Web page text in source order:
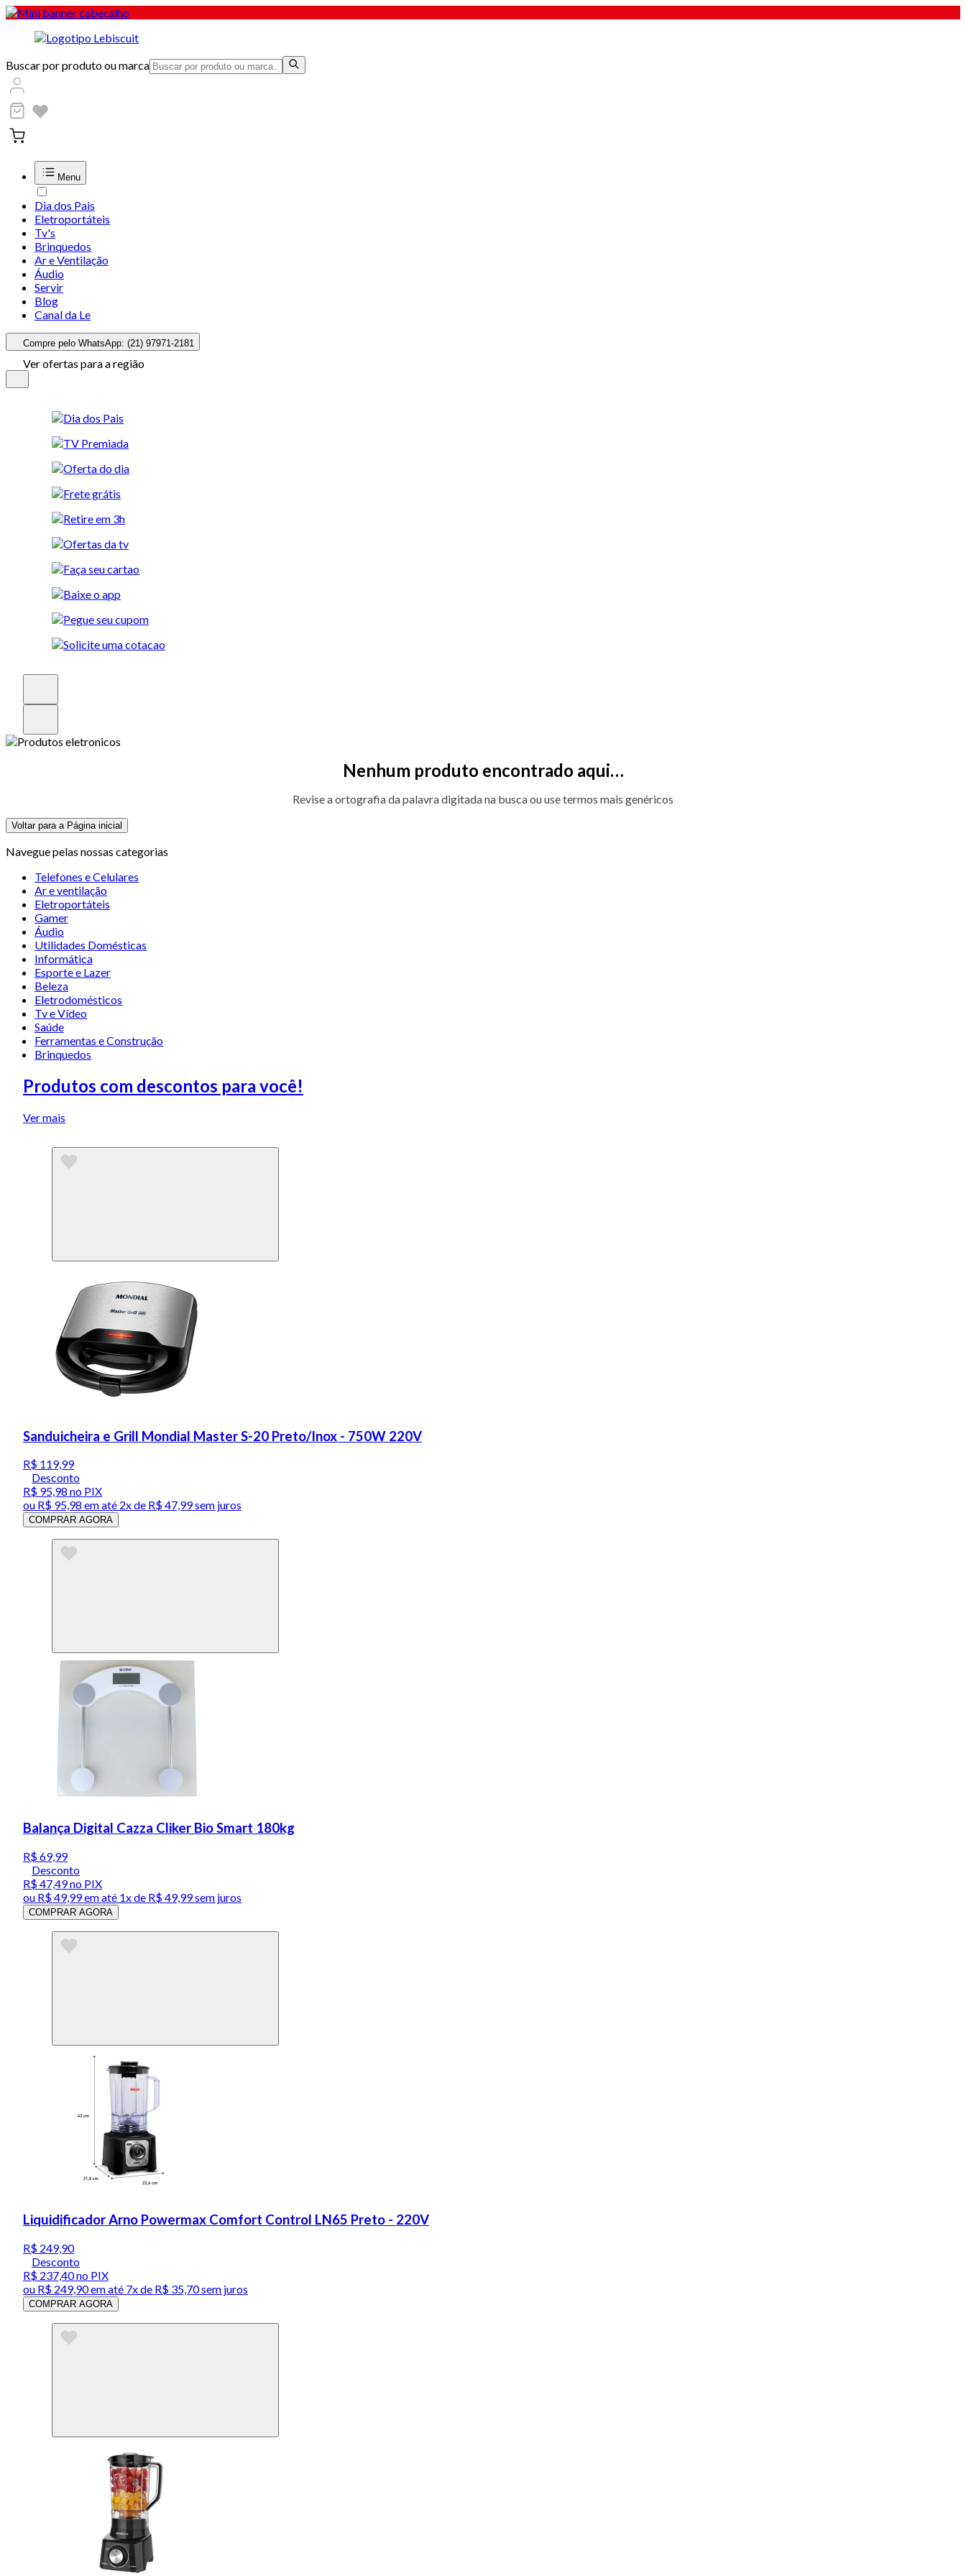
Buscar por produto ou marca
Menu
Dia dos Pais
Eletroportáteis
Tv's
Brinquedos
Ar e Ventilação
Áudio
Servir
Blog
Canal da Le
Compre pelo WhatsApp: (21) 97971-2181
Ver ofertas para a região
Nenhum produto encontrado aqui…
Revise a ortografia da palavra digitada na busca ou use termos mais genéricos
Voltar para a Página inicial
Navegue pelas nossas categorias
Telefones e Celulares
Ar e ventilação
Eletroportáteis
Gamer
Áudio
Utilidades Domésticas
Informática
Esporte e Lazer
Beleza
Eletrodomésticos
Tv e Vídeo
Saúde
Ferramentas e Construção
Brinquedos
Produtos com descontos para você!
Ver mais
Sanduicheira e Grill Mondial Master S-20 Preto/Inox - 750W 220V
R$ 119,99
Desconto
R$ 95,98 no PIX
ou R$ 95,98 em até 2x de R$ 47,99 sem juros
COMPRAR AGORA
Balança Digital Cazza Cliker Bio Smart 180kg
R$ 69,99
Desconto
R$ 47,49no PIX
ou R$ 49,99em até 1x de R$ 49,99sem juros
COMPRAR AGORA
Liquidificador Arno Powermax Comfort Control LN65 Preto - 220V
R$ 249,90
Desconto
R$ 237,40no PIX
ou R$ 249,90em até 7x de R$ 35,70 sem juros
COMPRAR AGORA